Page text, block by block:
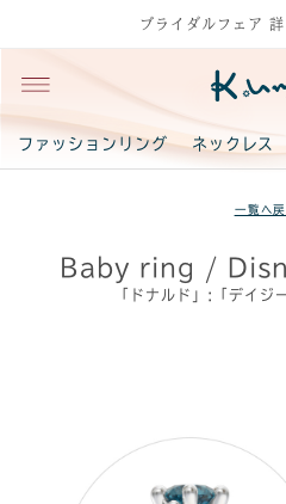
ブライダルフェア
ファッションリング ネックレス
一覧へ戻
Baby ring /
「ドナルド」:「デイ